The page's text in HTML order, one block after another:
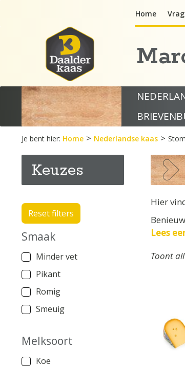
Home
Je bent hier: Home > Nederlandse kaas >
Keuzes
Reset filters
Smaak
Minder vet
Pikant
Romig
Smeuig
Melksoort
Koe
Hier
Lees
Toont